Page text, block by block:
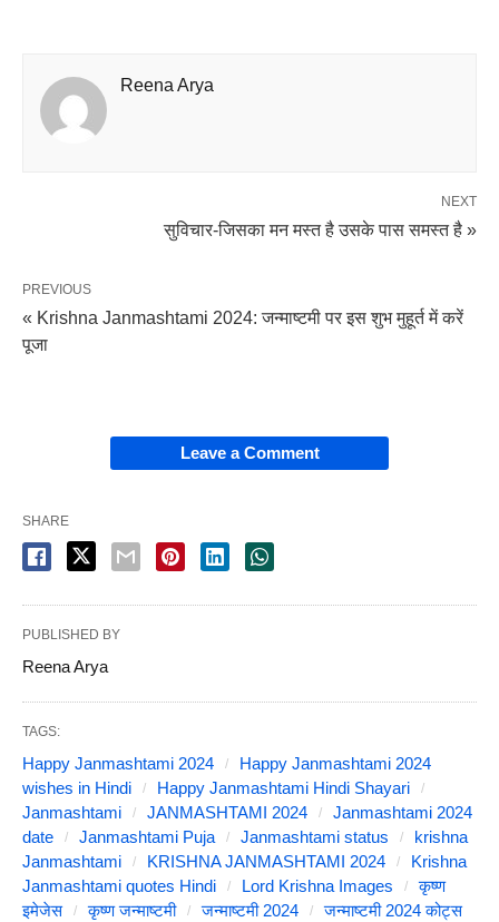
Reena Arya
NEXT
सुविचार-जिसका मन मस्त है उसके पास समस्त है »
PREVIOUS
« Krishna Janmashtami 2024: जन्माष्टमी पर इस शुभ मुहूर्त में करें
पूजा
Leave a Comment
SHARE
PUBLISHED BY
Reena Arya
TAGS:
Happy Janmashtami 2024
Happy Janmashtami 2024
wishes in Hindi
Happy Janmashtami Hindi Shayari
Janmashtami
JANMASHTAMI 2024
Janmashtami 2024
date
Janmashtami Puja Janmashtami status
krishna
Janmashtami
KRISHNA JANMASHTAMI 2024
Krishna
Janmashtami quotes Hindi
Lord Krishna Images
कृष्ण
इमेजेस
कृष्ण जन्माष्टमी जन्माष्टमी 2024
जन्माष्टमी 2024 कोट्स